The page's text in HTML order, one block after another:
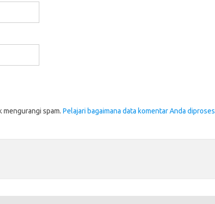
mengurangi spam. Pelajari bagaimana data komentar Anda diproses